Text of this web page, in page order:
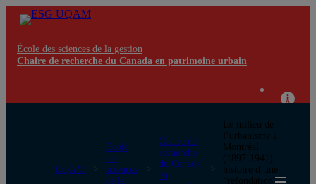
École des sciences de la gestion
Chaire de recherche du Canada en patrimoine urbain
UQAM
École
des
sciences
de la
Chaire de
recherche
du Canada
en
Le milieu de
l’urbanisme à
Montréal
(1897-1941),
histoire d’une
“refondation”.